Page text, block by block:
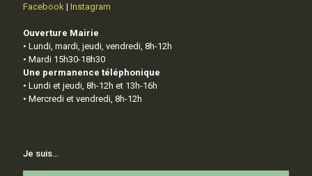
Facebook | Instagram
Ouverture Mairie
• Lundi, mardi, jeudi, vendredi, 8h-12h
• Mardi 15h30-18h30
Une permanence téléphonique
• Lundi et jeudi, 8h-12h et 13h-16h
• Mercredi et vendredi, 8h-12h
Je suis…